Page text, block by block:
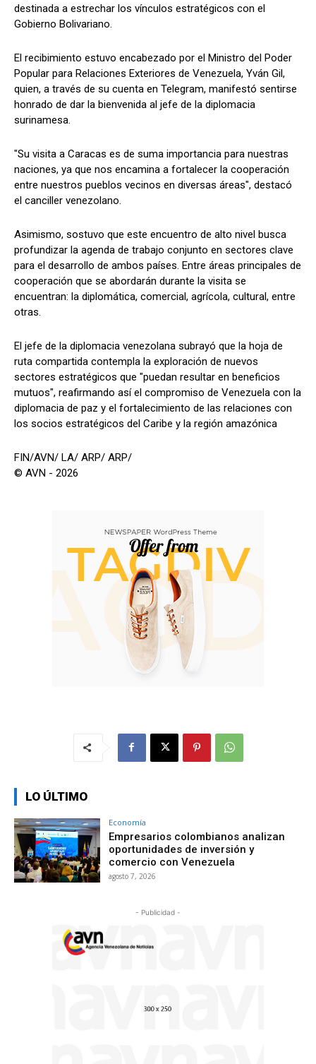
destinada a estrechar los vínculos estratégicos con el
Gobierno Bolivariano.
El recibimiento estuvo encabezado por el Ministro del Poder
Popular para Relaciones Exteriores de Venezuela, Yván Gil,
quien, a través de su cuenta en Telegram, manifestó sentirse
honrado de dar la bienvenida al jefe de la diplomacia
surinamesa.
"Su visita a Caracas es de suma importancia para nuestras
naciones, ya que nos encamina a fortalecer la cooperación
entre nuestros pueblos vecinos en diversas áreas", destacó
el canciller venezolano.
Asimismo, sostuvo que este encuentro de alto nivel busca
profundizar la agenda de trabajo conjunto en sectores clave
para el desarrollo de ambos países. Entre áreas principales de
cooperación que se abordarán durante la visita se
encuentran: la diplomática, comercial, agrícola, cultural, entre
otras.
El jefe de la diplomacia venezolana subrayó que la hoja de
ruta compartida contempla la exploración de nuevos
sectores estratégicos que "puedan resultar en beneficios
mutuos", reafirmando así el compromiso de Venezuela con la
diplomacia de paz y el fortalecimiento de las relaciones con
los socios estratégicos del Caribe y la región amazónica
FIN/AVN/ LA/ ARP/ ARP/
© AVN - 2026
LO ÚLTIMO
Economía
Empresarios colombianos analizan
oportunidades de inversión y
comercio con Venezuela
agosto 7, 2026
- Publicidad -